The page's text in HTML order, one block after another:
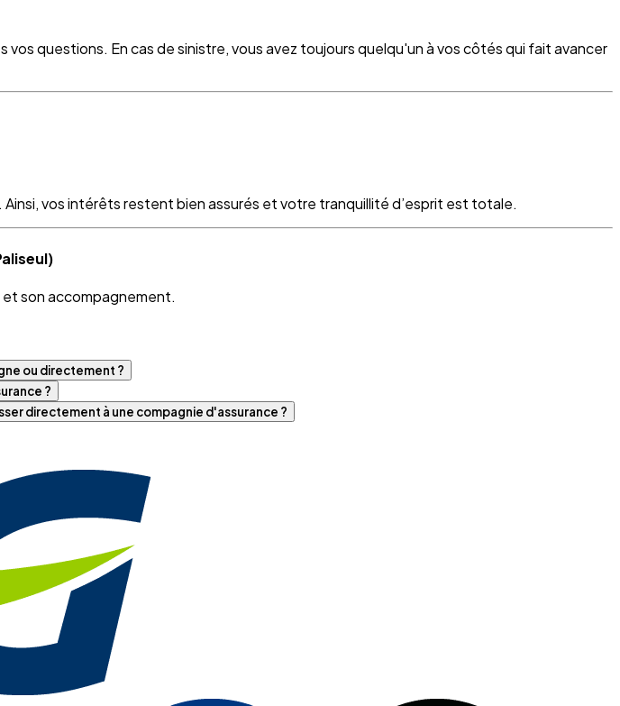
questions. En cas de sinistre, vous avez toujours quelqu'un à vos côtés qui fait avancer
vos intérêts restent bien assurés et votre tranquillité d’esprit est totale.
et son accompagnement.
ou directement ?
?
directement à une compagnie d'assurance ?